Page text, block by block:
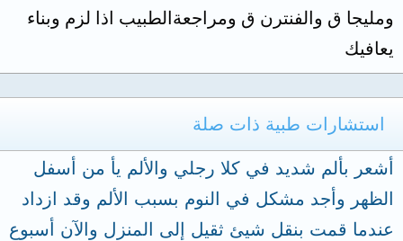
ومليجا ق والفنترن ق ومراجعةالطبيب اذا لزم وبناء
يعافيك
استشارات طبية ذات صلة
أشعر بألم شديد في كلا رجلي والألم يأ من أسفل
الظهر وأجد مشكل في النوم بسبب الألم وقد ازداد
عندما قمت بنقل شيئ ثقيل إلى المنزل والآن أسبوع